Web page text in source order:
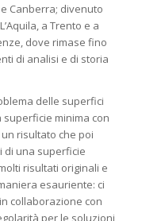
Canberra; divenuto
a Trento e a
dove rimase fino
di analisi e di storia
delle superfici
superficie minima con
risultato che poi
di una superficie
risultati originali e
esauriente: ci
collaborazione con
per le soluzioni